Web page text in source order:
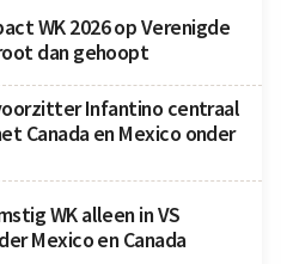
WK 2026 op Verenigde
dan gehoopt
Infantino centraal
Canada en Mexico onder
WK alleen in VS
Mexico en Canada